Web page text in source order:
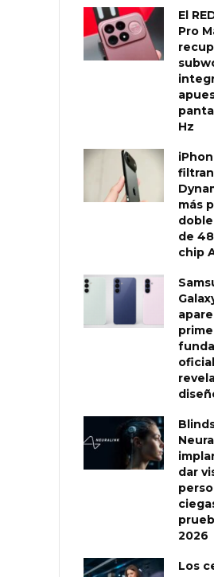
El
Pro
Hz
más
de
chip
dar
2026
Los